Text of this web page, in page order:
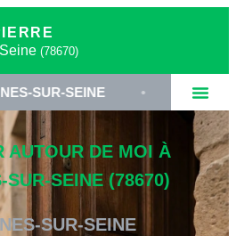
(78670)
• SERRURIER 78670
AUTOUR DE MOI À
SUR-SEINE (78670)
SUR-SEINE